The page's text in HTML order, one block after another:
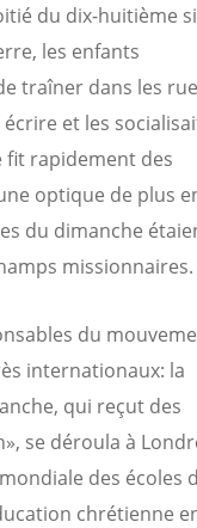
du dix-huitième
les enfants
traîner dans les
et les
fit rapidement des
optique de plus
du dimanche
missionnaires.
du
internationaux: la
qui reçut des
se déroula à
des écoles
chrétienne